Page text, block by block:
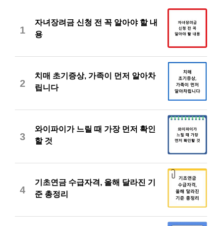
1
자녀장려금 신청 전 꼭 알아야 할 내
용
2
치매 초기증상, 가족이 먼저 알아차
립니다
3
와이파이가 느릴 때 가장 먼저 확인
할 것
4
기초연금 수급자격, 올해 달라진 기
준 총정리